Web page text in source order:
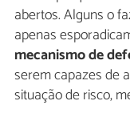
abertos. Alguns o
apenas
mecanismo de
serem capazes de
situação de risco,